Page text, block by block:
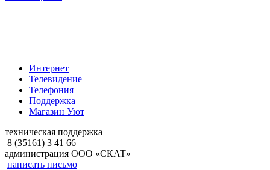
Интернет
Телевидение
Телефония
Поддержка
Магазин Уют
техническая поддержка
8 (35161) 3 41 66
администрация ООО «СКАТ»
написать письмо